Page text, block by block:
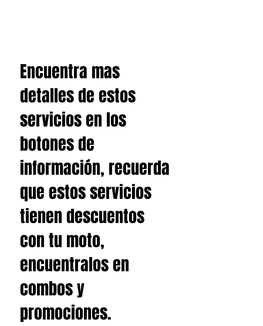
Encuentra mas
detalles de estos
servicios en los
botones de
información, recuerda
que estos servicios
tienen descuentos
con tu moto,
encuentralos en
combos y
promociones.